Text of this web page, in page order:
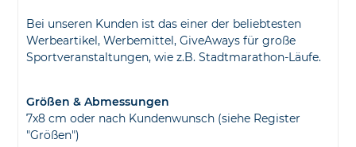
Bei unseren Kunden ist das einer der beliebtesten
Werbeartikel, Werbemittel, GiveAways für große
Sportveranstaltungen, wie z.B. Stadtmarathon-Läufe.
Größen & Abmessungen
7x8 cm oder nach Kundenwunsch (siehe Register
"Größen")